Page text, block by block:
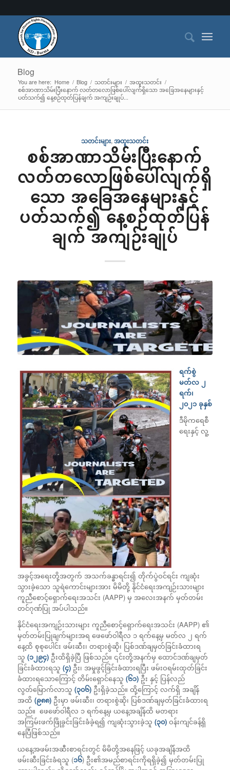
Blog
You are here: Home / Blog / သတင်းများ / အထူးသတင်း /
စစ်အာဏာသိမ်းပြီးနောက် လတ်တလောဖြစ်ပေါ်လျက်ရှိသော အခြေအနေများနှင့်
ပတ်သက်၍ နေ့စဉ်ထုတ်ပြန်ချက် အကျဉ်းချုပ်...
သတင်းများ,အထူးသတင်း
စစ်အာဏာသိမ်းပြီးနောက်
လတ်တလောဖြစ်ပေါ်လျက်ရှိ
သော အခြေအနေများနှင့်
ပတ်သက်၍ နေ့စဉ်ထုတ်ပြန်
ချက် အကျဉ်းချုပ်
ရက်စွဲ
မတ်လ ၂
ရက်၊
၂၀၂၁ ခုနှစ်
ဒီမိုကရေစီ
ရေးနှင့် လူ့
အခွင့်အရေးတို့အတွက် အသက်ခန္ဓာရင်း၍ တိုက်ပွဲဝင်ရင်း ကျဆုံး
သွားခဲ့သော သူရဲကောင်းများအား မိမိတို့ နိုင်ငံရေးအကျဉ်းသားများ
ကူညီစောင့်ရှောက်ရေးအသင်း (AAPP) မှ အလေးအနက် မှတ်တမ်း
တင်ဂုဏ်ပြု အပ်ပါသည်။
နိုင်ငံရေးအကျဉ်းသားများ ကူညီစောင့်ရှောက်ရေးအသင်း (AAPP) ၏
မှတ်တမ်းပြုချက်များအရ ဖေဖော်ဝါရီလ ၁ ရက်နေ့မှ မတ်လ ၂ ရက်
နေ့ထိ စုစုပေါင်း ဖမ်းဆီး၊ တရားစွဲဆို၊ ပြစ်ဒဏ်ချမှတ်ခြင်းခံထားရ
သူ (၁၂၉၄) ဦးထိရှိခဲ့ပြီ ဖြစ်သည်။ ၎င်းတို့အနက်မှ ထောင်ဒဏ်ချမှတ်
ခြင်းခံထားရသူ (၄)ဦး၊ အမှုဖွင့်ခြင်းခံထားရပြီး ဖမ်းဝရမ်းထုတ်ခြင်း
ခံထားရသောကြောင့် တိမ်းရှောင်နေသူ (၆၁)ဦး နှင့် ပြန်လည်
လွတ်မြောက်လာသူ (၃၀၆)ဦးရှိခဲ့သည်။ ထို့ကြောင့် လက်ရှိ အချိန်
အထိ (၉၈၈)ဦးမှာ ဖမ်းဆီး၊ တရားစွဲဆို၊ ပြစ်ဒဏ်ချမှတ်ခြင်းခံထားရ
သည်။ ဖေဖော်ဝါရီလ ၁ ရက်နေ့မှ ယနေ့အချိန်ထိ မတရား
အကြမ်းဖက်ဖြိုခွင်းခြင်းခံခဲ့ရ၍ ကျဆုံးသွားခဲ့သူ (၃၀) ဝန်းကျင်ခန့်ရှိ
နေပြီဖြစ်သည်။
ယနေ့အဖမ်းအဆီးစာရင်းတွင် မိမိတို့အနေဖြင့် ယခုအချိန်အထိ
ဖမ်းဆီးခြင်းခံရသူ (၁၆) ဦး၏အမည်စာရင်းကိုရရှိခဲ့၍ မှတ်တမ်းပြု